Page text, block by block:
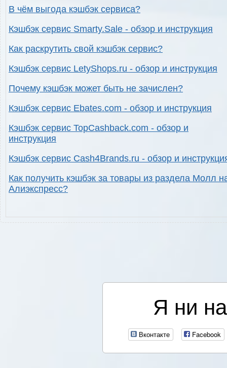
В чём выгода кэшбэк сервиса?
Кэшбэк сервис Smarty.Sale - обзор и инструкция
Как раскрутить свой кэшбэк сервис?
Кэшбэк сервис LetyShops.ru - обзор и инструкция
Почему кэшбэк может быть не зачислен?
Кэшбэк сервис Ebates.com - обзор и инструкция
Кэшбэк сервис TopCashback.com - обзор и
инструкция
Кэшбэк сервис Cash4Brands.ru - обзор и
Как получить кэшбэк за товары из раздела Молл
Алиэкспресс?
Я ни
Вконтакте Facebook